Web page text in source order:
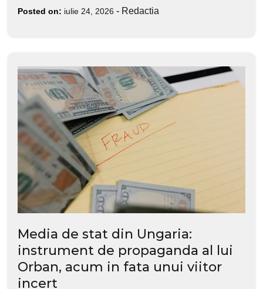
Posted on: iulie 24, 2026 - Redactia
Media de stat din Ungaria:
instrument de propaganda al lui
Orban, acum in fata unui viitor
incert